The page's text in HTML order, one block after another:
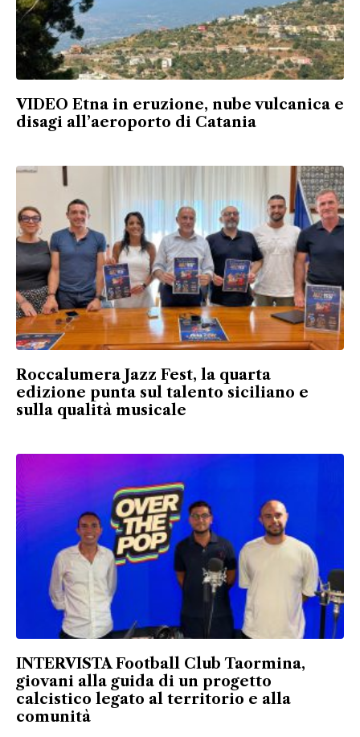
VIDEO Etna in eruzione, nube vulcanica e
disagi all’aeroporto di Catania
Roccalumera Jazz Fest, la quarta
edizione punta sul talento siciliano e
sulla qualità musicale
INTERVISTA Football Club Taormina,
giovani alla guida di un progetto
calcistico legato al territorio e alla
comunità